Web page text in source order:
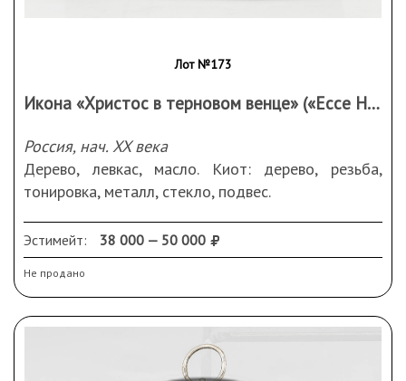
Лот №173
Икона «Христос в терновом венце» («Ecce Homo») в резном киоте
Россия, нач. XX века
Дерево, левкас, масло. Киот: дерево, резьба,
тонировка, металл, стекло, подвес.
36,5х8,2х36 см.
Подпись справа в углу: «A.W.»
Памятная надпись: «АлександрѢ Чамовой отъ
Е.Ф. Понятовской».
Сохранность: реставрационные вмешательства;
на киоте потертости, небольшие скольчики, следы
Эстимейт: 38 000 — 50 000
Не продано